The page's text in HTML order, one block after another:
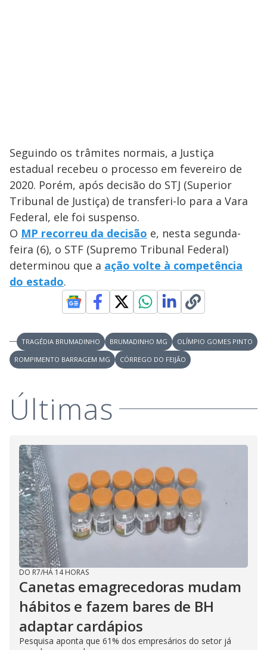
Seguindo os trâmites normais, a Justiça
estadual recebeu o processo em fevereiro de
2020. Porém, após decisão do STJ (Superior
Tribunal de Justiça) de transferi-lo para a Vara
Federal, ele foi suspenso.
O MP recorreu da decisão e, nesta segunda-
feira (6), o STF (Supremo Tribunal Federal)
determinou que a ação volte à competência
do estado.
TRAGÉDIA BRUMADINHO BRUMADINHO MG
OLÍMPIO GOMES PINTO
ROMPIMENTO BARRAGEM MG
CÓRREGO DO FEIJÃO
Últimas
DO R7/HÁ 14 HORAS
Canetas emagrecedoras mudam
hábitos e fazem bares de BH
adaptar cardápios
Pesquisa aponta que 61% dos empresários do setor já